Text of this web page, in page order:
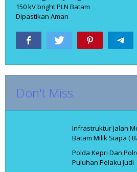
150 kV bright PLN Batam
Dipastikan Aman
Don't Miss
Infrastruktur Jalan
Batam Milik Siapa (
Polda Kepri Dan
Puluhan Pelaku Judi